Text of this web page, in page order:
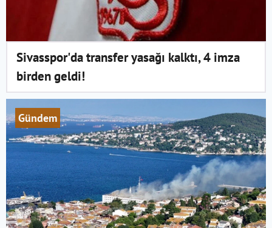
Sivasspor'da transfer yasağı kalktı, 4 imza
birden geldi!
Gündem